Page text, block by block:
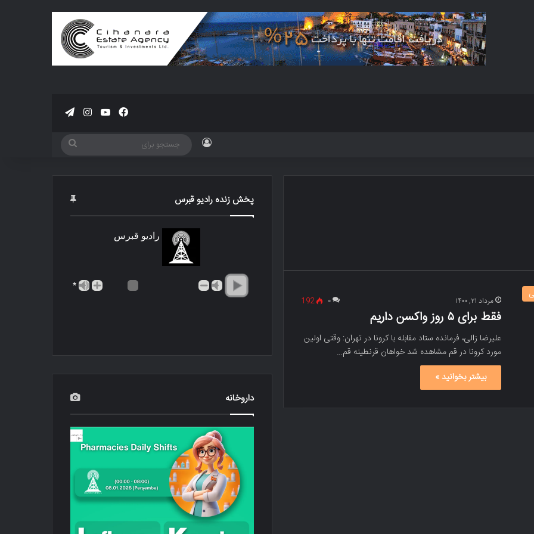
فیسبوکیوتیوباینستاگرام
مرداد ۲۱, ۱۴۰۰ ۰ 192
فقط برای ۵ روز واکسن داریم
علیرضا زالی، فرمانده ستاد مقابله با کرونا در تهران: وقتی اولین
مورد کرونا در قم مشاهده شد خواهان قرنطینه قم…
بیشتر بخوانید »
پخش زنده رادیو قبرس
رادیو قبرس
*
داروخانه